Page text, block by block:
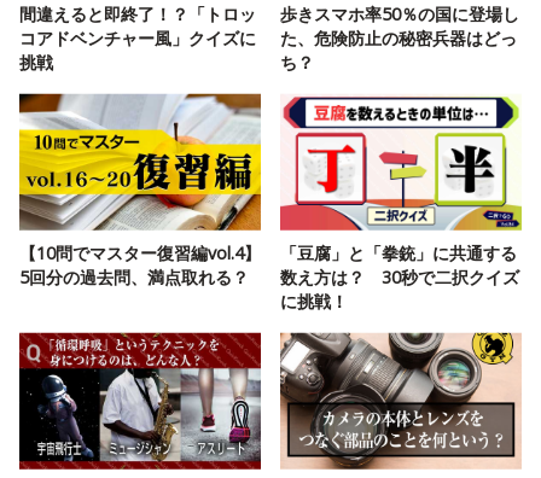
間違えると即終了！？「トロッ
コアドベンチャー風」クイズに
挑戦
歩きスマホ率50％の国に登場し
た、危険防止の秘密兵器はどっ
ち？
【10問でマスター復習編vol.4】
5回分の過去問、満点取れる？
「豆腐」と「拳銃」に共通する
数え方は？ 30秒で二択クイズ
に挑戦！